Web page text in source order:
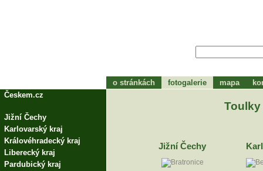
Toulky
Jižní Čechy
o stránkách fotogalerie mapa
Českem.cz
Jižní Čechy
Karlovarský kraj
Královéhradecký kraj
Liberecký kraj
Pardubický kraj
tohle bude zápátí